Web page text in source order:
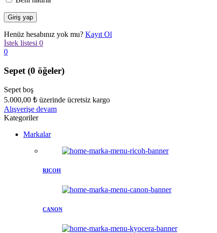
Henüz hesabınız yok mu? Kayıt Ol
İstek listesi 0
0
Sepet (0 öğeler)
Sepet boş
5.000,00 ₺ üzerinde ücretsiz kargo
Alışverişe devam
Kategoriler
Markalar
RICOH
CANON